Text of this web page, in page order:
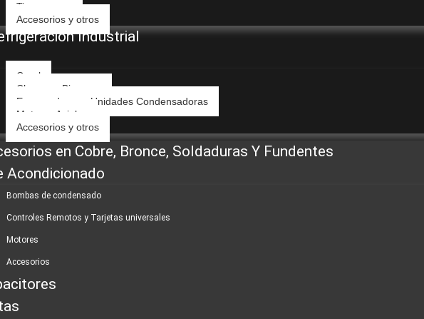
Timers
Accesorios y otros
Industrial
Carel
Chapas y Bisagras
Evaporadores y Unidades Condensadoras
Motores Axiales
Accesorios y otros
en Cobre, Bronce, Soldaduras Y Fundentes
Acondicionado
Bombas de condensado
Controles Remotos y Tarjetas universales
Motores
Accesorios